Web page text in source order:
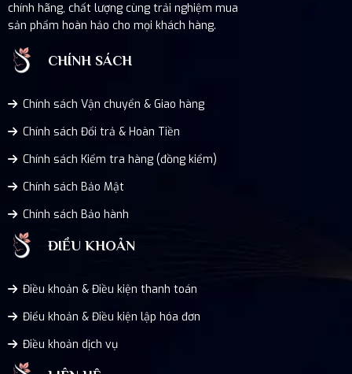
chính hãng, chất lượng cùng trải nghiệm mua
sản phẩm hoàn hảo cho mọi khách hàng.
CHÍNH SÁCH
Chính sách Vận chuyển & Giao hàng
Chính sách Đổi trả & Hoàn Tiền
Chính sách Kiểm tra hàng (đồng kiểm)
Chính sách Bảo Mật
Chính sách Bảo hành
ĐIỀU KHOẢN
Điều khoản & Điều kiện thanh toán
Điểu khoản & Điều kiện lập hóa đơn
Điều khoản dịch vụ